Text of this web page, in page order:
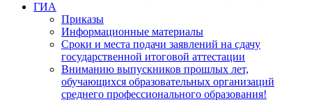
ГИА
Приказы
Информационные материалы
Сроки и места подачи заявлений на сдачу
государственной итоговой аттестации
Вниманию выпускников прошлых лет,
обучающихся образовательных организаций
среднего профессионального образования!